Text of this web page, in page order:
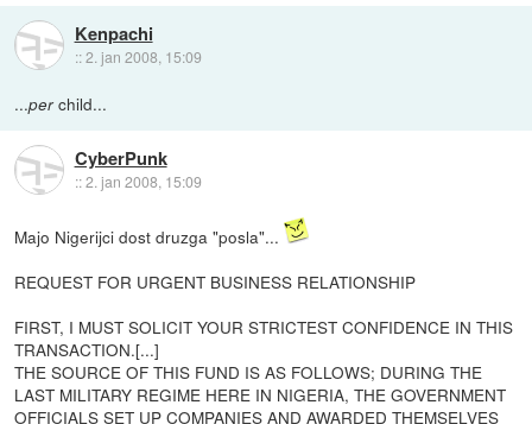
Kenpachi
::2. jan 2008, 15:09
...per child...
CyberPunk
::2. jan 2008, 15:09
Majo Nigerijci dost druzga "posla"...
REQUEST FOR URGENT BUSINESS RELATIONSHIP
FIRST, I MUST SOLICIT YOUR STRICTEST CONFIDENCE IN THIS
TRANSACTION.[...]
THE SOURCE OF THIS FUND IS AS FOLLOWS; DURING THE
LAST MILITARY REGIME HERE IN NIGERIA, THE GOVERNMENT
OFFICIALS SET UP COMPANIES AND AWARDED THEMSELVES